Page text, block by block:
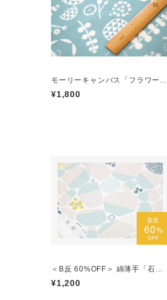
モーリーキャンバス「フラワーベ
ッド」ブルー ／50cmにつき
¥1,800
＜B反 60%OFF＞ 綿薄手「石
垣」水色 ／＊1mにつき＊
¥1,200